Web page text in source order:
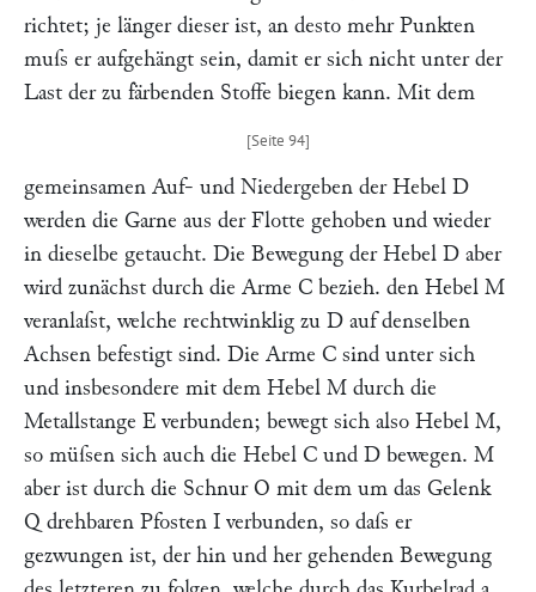
richtet; je länger dieser ist, an desto mehr Punkten
muſs er aufgehängt sein, damit er sich nicht unter der
Last der zu färbenden Stoffe biegen kann. Mit dem
gemeinsamen Auf- und Niedergeben der Hebel D
werden die Garne aus der Flotte gehoben und wieder
in dieselbe getaucht. Die Bewegung der Hebel D aber
wird zunächst durch die Arme C bezieh. den Hebel M
veranlaſst, welche rechtwinklig zu D auf denselben
Achsen befestigt sind. Die Arme C sind unter sich
und insbesondere mit dem Hebel M durch die
Metallstange E verbunden; bewegt sich also Hebel M,
so müſsen sich auch die Hebel C und D bewegen. M
aber ist durch die Schnur O mit dem um das Gelenk
Q drehbaren Pfosten I verbunden, so daſs er
gezwungen ist, der hin und her gehenden Bewegung